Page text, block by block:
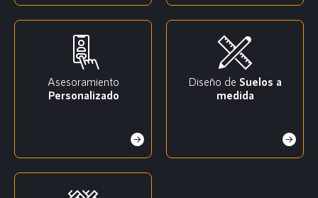
Asesoramiento
Personalizado
Diseño de Suelos a
medida